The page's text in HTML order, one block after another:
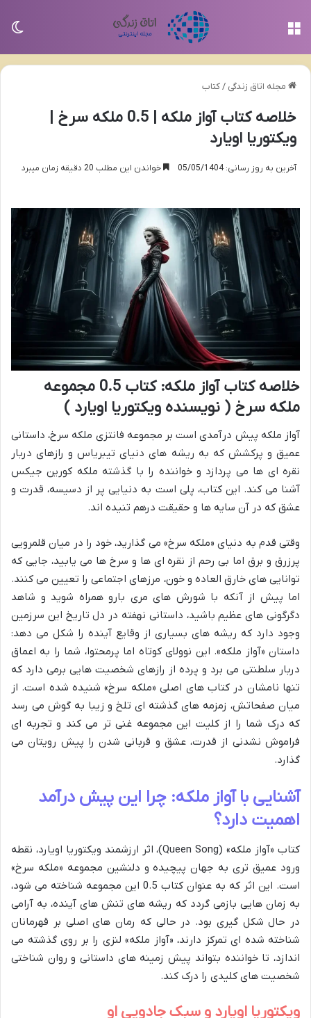
مجله اتاق زندگی /کتاب
خلاصه کتاب آواز ملکه | 0.5 ملکه سرخ |
ویکتوریا اویارد
آخرین به روز رسانی: 05/05/1404 خواندن این مطلب 20 دقیقه زمان میبرد
خلاصه کتاب آواز ملکه: کتاب 0.5 مجموعه
ملکه سرخ ( نویسنده ویکتوریا اویارد )
آواز ملکه پیش درآمدی است بر مجموعه فانتزی ملکه سرخ، داستانی
عمیق و پرکشش که به ریشه های دنیای تیبریاس و رازهای دربار
نقره ای ها می پردازد و خواننده را با گذشته ملکه کورین جیکس
آشنا می کند. این کتاب، پلی است به دنیایی پر از دسیسه، قدرت و
عشق که در آن سایه ها و حقیقت درهم تنیده اند.
وقتی قدم به دنیای «ملکه سرخ» می گذارید، خود را در میان قلمرویی
پرزرق و برق اما بی رحم از نقره ای ها و سرخ ها می یابید، جایی که
توانایی های خارق العاده و خون، مرزهای اجتماعی را تعیین می کنند.
اما پیش از آنکه با شورش های مری بارو همراه شوید و شاهد
دگرگونی های عظیم باشید، داستانی نهفته در دل تاریخ این سرزمین
وجود دارد که ریشه های بسیاری از وقایع آینده را شکل می دهد:
داستان «آواز ملکه». این نوولای کوتاه اما پرمحتوا، شما را به اعماق
دربار سلطنتی می برد و پرده از رازهای شخصیت هایی برمی دارد که
تنها نامشان در کتاب های اصلی «ملکه سرخ» شنیده شده است. از
میان صفحاتش، زمزمه های گذشته ای تلخ و زیبا به گوش می رسد
که درک شما را از کلیت این مجموعه غنی تر می کند و تجربه ای
فراموش نشدنی از قدرت، عشق و قربانی شدن را پیش رویتان می
گذارد.
آشنایی با آواز ملکه: چرا این پیش درآمد
اهمیت دارد؟
کتاب «آواز ملکه» (Queen Song)، اثر ارزشمند ویکتوریا اویارد، نقطه
ورود عمیق تری به جهان پیچیده و دلنشین مجموعه «ملکه سرخ»
است. این اثر که به عنوان کتاب 0.5 این مجموعه شناخته می شود،
به زمان هایی بازمی گردد که ریشه های تنش های آینده، به آرامی
در حال شکل گیری بود. در حالی که رمان های اصلی بر قهرمانان
شناخته شده ای تمرکز دارند، «آواز ملکه» لنزی را بر روی گذشته می
اندازد، تا خواننده بتواند پیش زمینه های داستانی و روان شناختی
شخصیت های کلیدی را درک کند.
ویکتوریا اویارد و سبک جادویی او